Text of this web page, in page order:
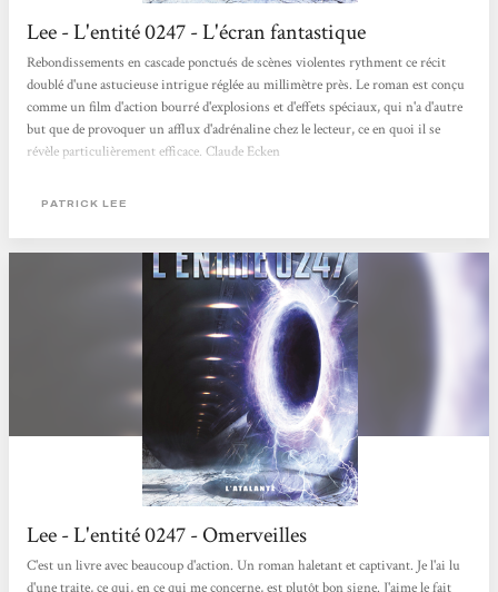
Lee - L'entité 0247 - L'écran fantastique
Rebondissements en cascade ponctués de scènes violentes rythment ce récit
doublé d'une astucieuse intrigue réglée au millimètre près. Le roman est conçu
comme un film d'action bourré d'explosions et d'effets spéciaux, qui n'a d'autre
but que de provoquer un afflux d'adrénaline chez le lecteur, ce en quoi il se
révèle particulièrement efficace. Claude Ecken
PATRICK LEE
Lee - L'entité 0247 - Omerveilles
C'est un livre avec beaucoup d'action. Un roman haletant et captivant. Je l'ai lu
d'une traite, ce qui, en ce qui me concerne, est plutôt bon signe. J'aime le fait